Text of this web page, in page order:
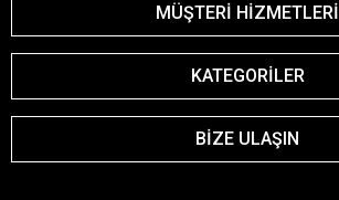
MÜŞTERİ HİZMETLERİ
KATEGORİLER
BİZE ULAŞIN